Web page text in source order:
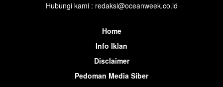
Hubungi kami : redaksi@oceanweek.co.id
Home
Info Iklan
Disclaimer
Pedoman Media Siber